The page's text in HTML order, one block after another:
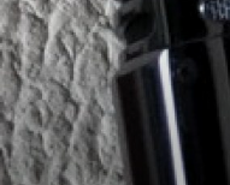
Skip
to
content